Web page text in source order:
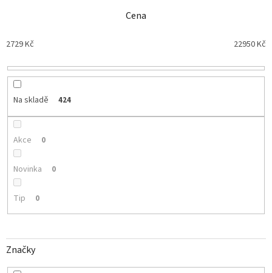
p
o
Cena
2729Kč 22950Kč
Na skladě 424
Akce 0
Novinka 0
Tip 0
Značky